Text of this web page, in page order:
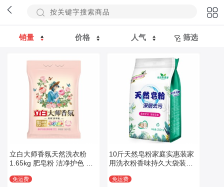
销量 价格 人气 筛选
立白大师香氛天然洗衣粉
1.65kg 肥皂粉 洁净护色 柔
免运费
10斤天然皂粉家庭实惠装家
用洗衣粉香味持久大袋装皂
免运费